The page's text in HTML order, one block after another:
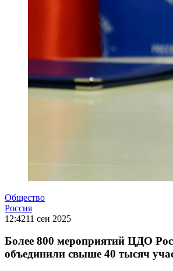
Общество
Россия
12:4211 сен 2025
Более 800 мероприятий ЦДО
объединили свыше 40 тысяч